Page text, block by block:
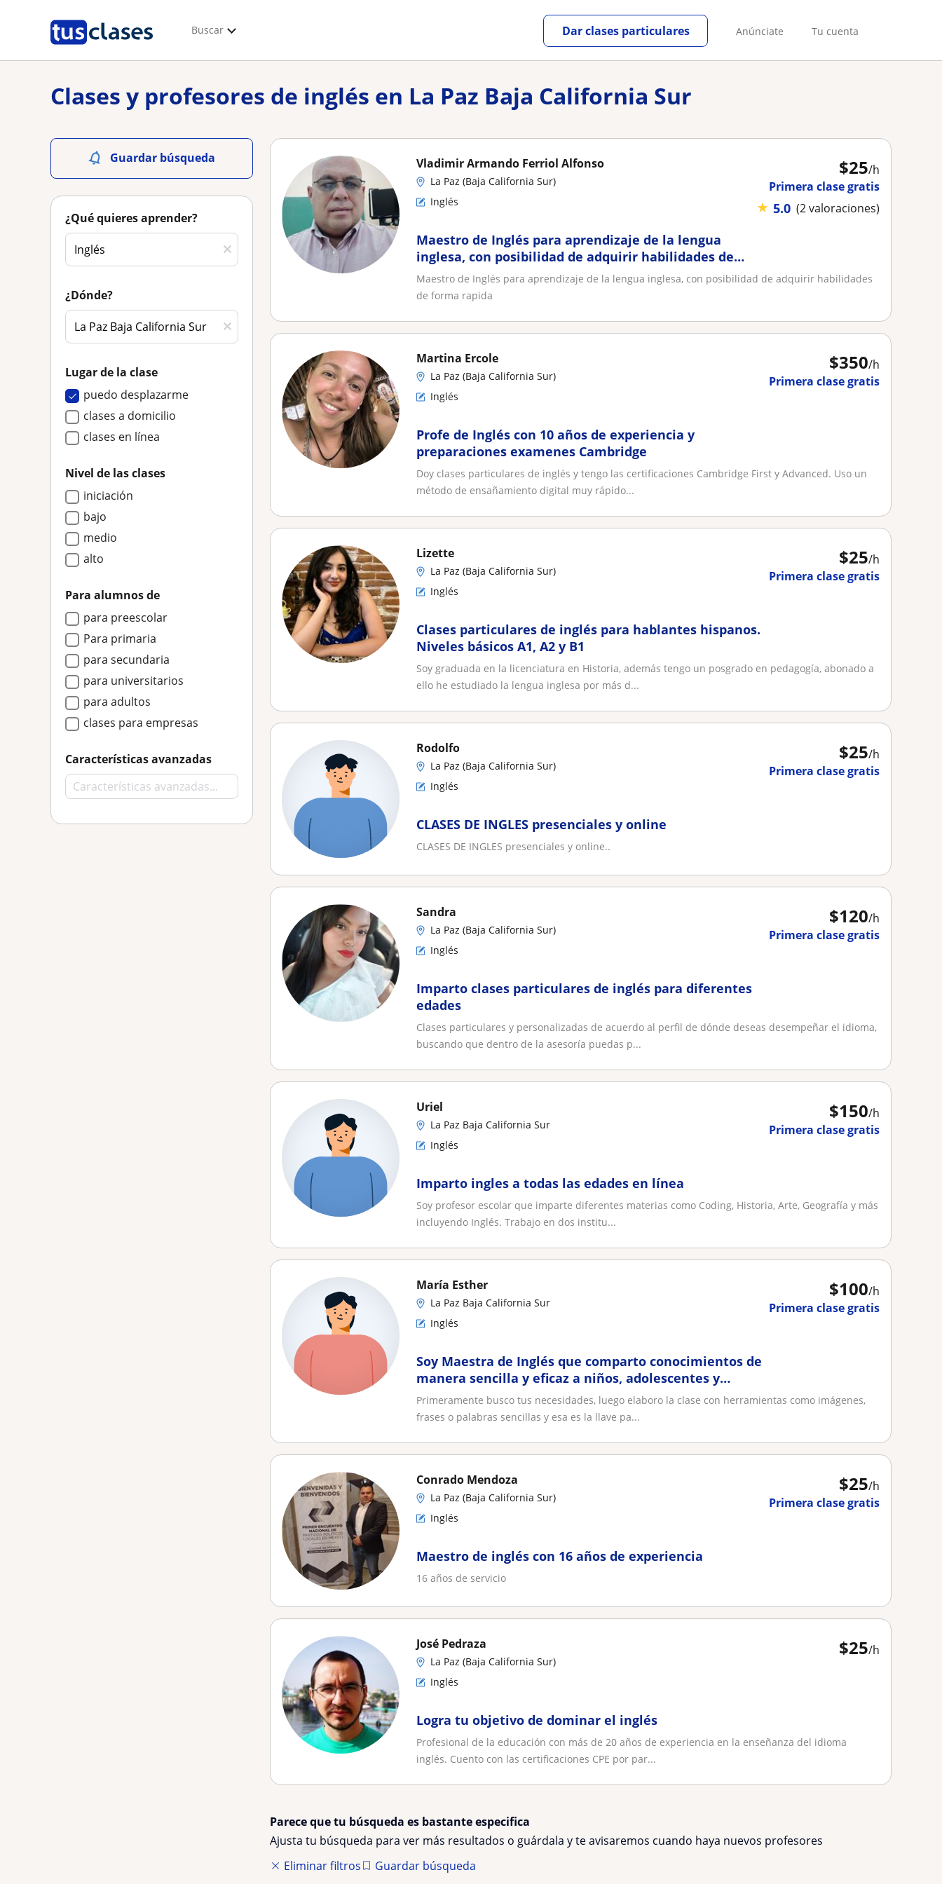
Buscar Anúnciate Tu cuenta
Dar clases particulares
Clases y profesores de inglés en La Paz Baja California Sur
Guardar búsqueda
¿Qué quieres aprender?
¿Dónde?
Lugar de la clase
puedo desplazarme
clases a domicilio
clases en línea
Nivel de las clases
iniciación
bajo
medio
alto
Para alumnos de
para preescolar
Para primaria
para secundaria
para universitarios
para adultos
clases para empresas
Características avanzadas
$25/h
Primera clase gratis
★ 5.0 (2 valoraciones)
Vladimir Armando Ferriol Alfonso
La Paz (Baja California Sur)
Inglés
Maestro de Inglés para aprendizaje de la lengua
inglesa, con posibilidad de adquirir habilidades de
forma rapida
Maestro de Inglés para aprendizaje de la lengua inglesa, con posibilidad de adquirir habilidades
de forma rapida
$350/h
Primera clase gratis
Martina Ercole
La Paz (Baja California Sur)
Inglés
Profe de Inglés con 10 años de experiencia y
preparaciones examenes Cambridge
Doy clases particulares de inglés y tengo las certificaciones Cambridge First y Advanced. Uso un
método de ensañamiento digital muy rápido...
$25/h
Primera clase gratis
Lizette
La Paz (Baja California Sur)
Inglés
Clases particulares de inglés para hablantes hispanos.
Niveles básicos A1, A2 y B1
Soy graduada en la licenciatura en Historia, además tengo un posgrado en pedagogía, abonado a
ello he estudiado la lengua inglesa por más d...
$25/h
Primera clase gratis
Rodolfo
La Paz (Baja California Sur)
Inglés
CLASES DE INGLES presenciales y online
CLASES DE INGLES presenciales y online..
$120/h
Primera clase gratis
Sandra
La Paz (Baja California Sur)
Inglés
Imparto clases particulares de inglés para diferentes
edades
Clases particulares y personalizadas de acuerdo al perfil de dónde deseas desempeñar el idioma,
buscando que dentro de la asesoría puedas p...
$150/h
Primera clase gratis
Uriel
La Paz Baja California Sur
Inglés
Imparto ingles a todas las edades en línea
Soy profesor escolar que imparte diferentes materias como Coding, Historia, Arte, Geografía y más
incluyendo Inglés. Trabajo en dos institu...
$100/h
Primera clase gratis
María Esther
La Paz Baja California Sur
Inglés
Soy Maestra de Inglés que comparto conocimientos de
manera sencilla y eficaz a niños, adolescentes y
adultos
Primeramente busco tus necesidades, luego elaboro la clase con herramientas como imágenes,
frases o palabras sencillas y esa es la llave pa...
$25/h
Primera clase gratis
Conrado Mendoza
La Paz (Baja California Sur)
Inglés
Maestro de inglés con 16 años de experiencia
16 años de servicio
$25/h
José Pedraza
La Paz (Baja California Sur)
Inglés
Logra tu objetivo de dominar el inglés
Profesional de la educación con más de 20 años de experiencia en la enseñanza del idioma
inglés. Cuento con las certificaciones CPE por par...
Parece que tu búsqueda es bastante especifica
Ajusta tu búsqueda para ver más resultados o guárdala y te avisaremos cuando haya nuevos profesores
Eliminar filtros
Guardar búsqueda